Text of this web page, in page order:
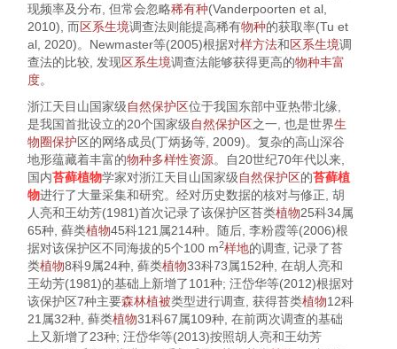
现频率及分布, 但常会忽略稀有种(Vanderpoorten et al,
2010), 而区系生境调查法则能提高稀有物种的获取率(Tu et
al, 2020)。Newmaster等(2005)根据对样方法和区系生境调
查法的比较, 发现区系生境调查法能够获得更高的物种丰富
度。
浙江天目山国家级自然保护区位于我国东部中亚热带北缘,
是我国首批设立的20个国家级自然保护区之一, 也是世界生
物圈保护区的网络成员(丁炳扬等, 2009)。复杂的高山深谷
地形蕴藏着丰富的物种多样性资源。自20世纪70年代以来,
国内苔藓植物学家对浙江天目山国家级自然保护区的苔藓植
物进行了大量采集和研究。经对历史数据的核对与修正, 胡
人亮和王幼芳(1981)首次记录了该保护区苔类植物25科34属
65种, 藓类植物45科121属214种。随后, 李粉霞等(2006)根
据对该保护区不同海拔的5个100 m2样地的调查, 记录了苔
类植物8科9属24种, 藓类植物33科73属152种, 在胡人亮和
王幼芳(1981)的基础上新增了101种; 汪岱华等(2012)根据对
该保护区7种主要森林植被类型进行调查, 获得苔类植物12科
21属32种, 藓类植物31科67属109种, 在前两次调查的基础
上又新增了23种; 汪岱华等(2013)按照胡人亮和王幼芳